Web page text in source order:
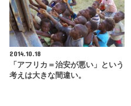
2014.10.18
「アフリカ＝治安が悪い」という
考えは大きな間違い。